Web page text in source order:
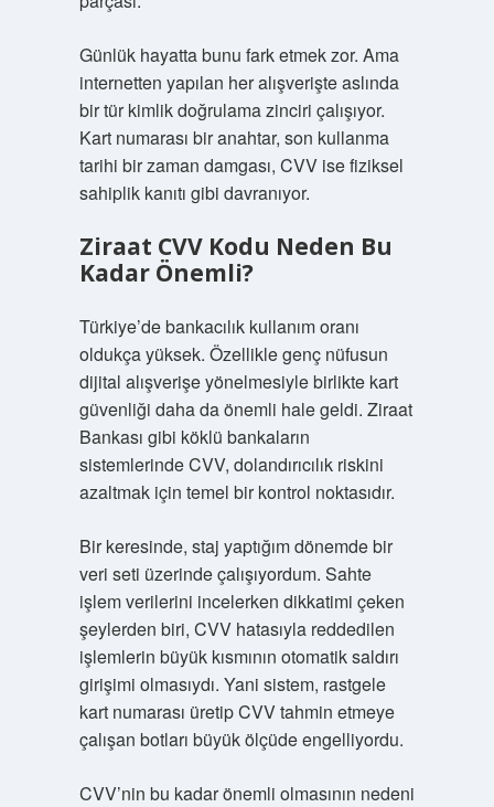
Günlük hayatta bunu fark etmek zor. Ama
internetten yapılan her alışverişte aslında
bir tür kimlik doğrulama zinciri çalışıyor.
Kart numarası bir anahtar, son kullanma
tarihi bir zaman damgası, CVV ise fiziksel
sahiplik kanıtı gibi davranıyor.
Ziraat CVV Kodu Neden Bu
Kadar Önemli?
Türkiye’de bankacılık kullanım oranı
oldukça yüksek. Özellikle genç nüfusun
dijital alışverişe yönelmesiyle birlikte kart
güvenliği daha da önemli hale geldi. Ziraat
Bankası gibi köklü bankaların
sistemlerinde CVV, dolandırıcılık riskini
azaltmak için temel bir kontrol noktasıdır.
Bir keresinde, staj yaptığım dönemde bir
veri seti üzerinde çalışıyordum. Sahte
işlem verilerini incelerken dikkatimi çeken
şeylerden biri, CVV hatasıyla reddedilen
işlemlerin büyük kısmının otomatik saldırı
girişimi olmasıydı. Yani sistem, rastgele
kart numarası üretip CVV tahmin etmeye
çalışan botları büyük ölçüde engelliyordu.
CVV’nin bu kadar önemli olmasının nedeni